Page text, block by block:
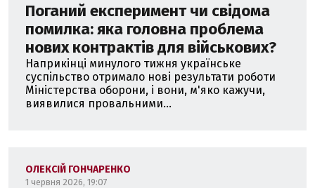
Поганий експеримент чи свідома
помилка: яка головна проблема
нових контрактів для військових?
Наприкінці минулого тижня українське
суспільство отримало нові результати роботи
Міністерства оборони, і вони, м'яко кажучи,
виявилися провальними...
ОЛЕКСІЙ ГОНЧАРЕНКО
1 червня 2026, 19:07